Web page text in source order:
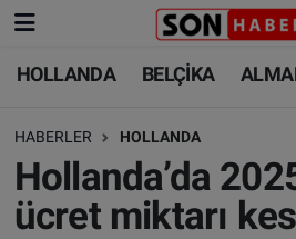
HOLLANDA BELÇİKA
HABERLER HOLLANDA
Hollanda’da
ücret miktarı
HOLLANDA
BELÇİKA
ALMANYA
HOLLANDA
BELÇİKA
ALMANYA
Nöbetçi Eczaneler
Hava Durumu
Trafik Durumu